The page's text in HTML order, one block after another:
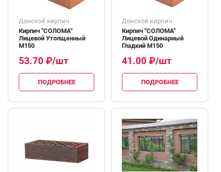
Донской кирпич
Кирпич "СОЛОМА"
Лицевой Утолщенный
М150
53.70 ₽/шт
ПОДРОБНЕЕ
Донской кирпич
Кирпич "СОЛОМА"
Лицевой Одинарный
Гладкий М150
41.00 ₽/шт
ПОДРОБНЕЕ